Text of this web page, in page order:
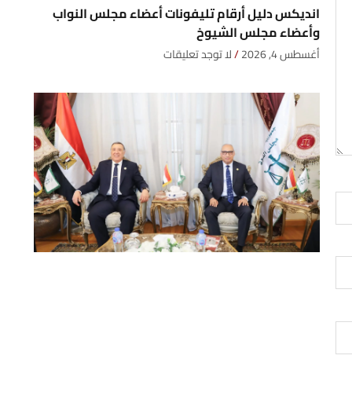
انديكس دليل أرقام تليفونات أعضاء مجلس النواب
وأعضاء مجلس الشيوخ
أغسطس 4, 2026 لا توجد تعليقات